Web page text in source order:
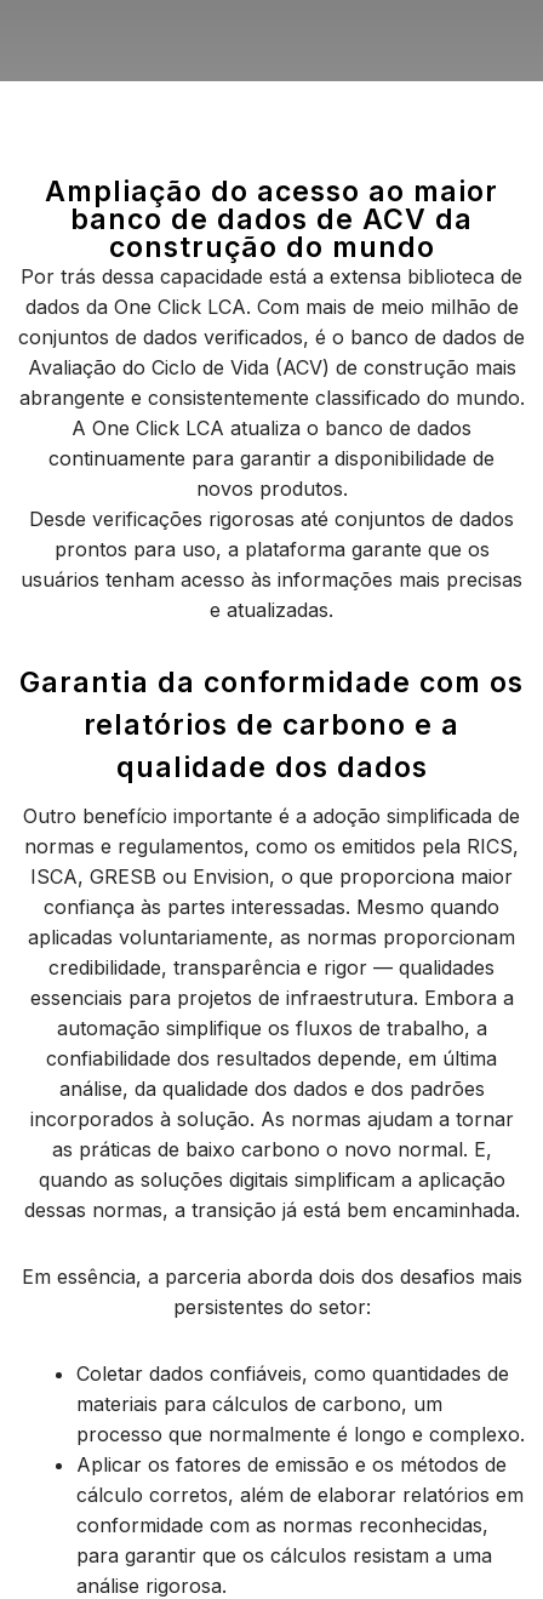
Ampliação do acesso ao maior
banco de dados de ACV da
construção do mundo
Por trás dessa capacidade está a extensa biblioteca de
dados da One Click LCA. Com mais de meio milhão de
conjuntos de dados verificados, é o banco de dados de
Avaliação do Ciclo de Vida (ACV) de construção mais
abrangente e consistentemente classificado do mundo.
A One Click LCA atualiza o banco de dados
continuamente para garantir a disponibilidade de
novos produtos.
Desde verificações rigorosas até conjuntos de dados
prontos para uso, a plataforma garante que os
usuários tenham acesso às informações mais precisas
e atualizadas.
Garantia da conformidade com os
relatórios de carbono e a
qualidade dos dados
Outro benefício importante é a adoção simplificada de
normas e regulamentos, como os emitidos pela RICS,
ISCA, GRESB ou Envision, o que proporciona maior
confiança às partes interessadas. Mesmo quando
aplicadas voluntariamente, as normas proporcionam
credibilidade, transparência e rigor — qualidades
essenciais para projetos de infraestrutura. Embora a
automação simplifique os fluxos de trabalho, a
confiabilidade dos resultados depende, em última
análise, da qualidade dos dados e dos padrões
incorporados à solução. As normas ajudam a tornar
as práticas de baixo carbono o novo normal. E,
quando as soluções digitais simplificam a aplicação
dessas normas, a transição já está bem encaminhada.
Em essência, a parceria aborda dois dos desafios mais
persistentes do setor:
Coletar dados confiáveis, como quantidades de
materiais para cálculos de carbono, um
processo que normalmente é longo e complexo.
Aplicar os fatores de emissão e os métodos de
cálculo corretos, além de elaborar relatórios em
conformidade com as normas reconhecidas,
para garantir que os cálculos resistam a uma
análise rigorosa.